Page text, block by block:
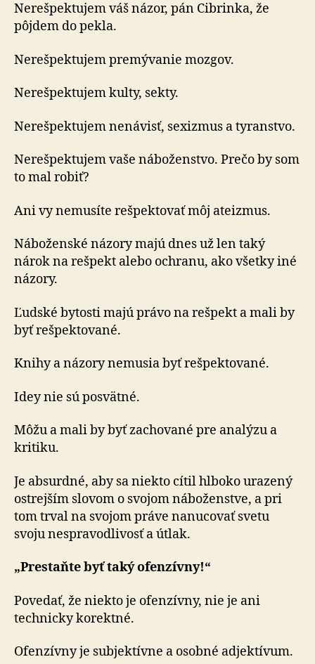
Nerešpektujem váš názor, pán Cibrinka, že
pôjdem do pekla.
Nerešpektujem premývanie mozgov.
Nerešpektujem kulty, sekty.
Nerešpektujem nenávisť, sexizmus a tyranstvo.
Nerešpektujem vaše náboženstvo. Prečo by som
to mal robiť?
Ani vy nemusíte rešpektovať môj ateizmus.
Náboženské názory majú dnes už len taký
nárok na rešpekt alebo ochranu, ako všetky iné
názory.
Ľudské bytosti majú právo na rešpekt a mali by
byť rešpektované.
Knihy a názory nemusia byť rešpektované.
Idey nie sú posvätné.
Môžu a mali by byť zachované pre analýzu a
kritiku.
Je absurdné, aby sa niekto cítil hlboko urazený
ostrejším slovom o svojom náboženstve, a pri
tom trval na svojom práve nanucovať svetu
svoju nespravodlivosť a útlak.
„Prestaňte byť taký ofenzívny!“
Povedať, že niekto je ofenzívny, nie je ani
technicky korektné.
Ofenzívny je subjektívne a osobné adjektívum.